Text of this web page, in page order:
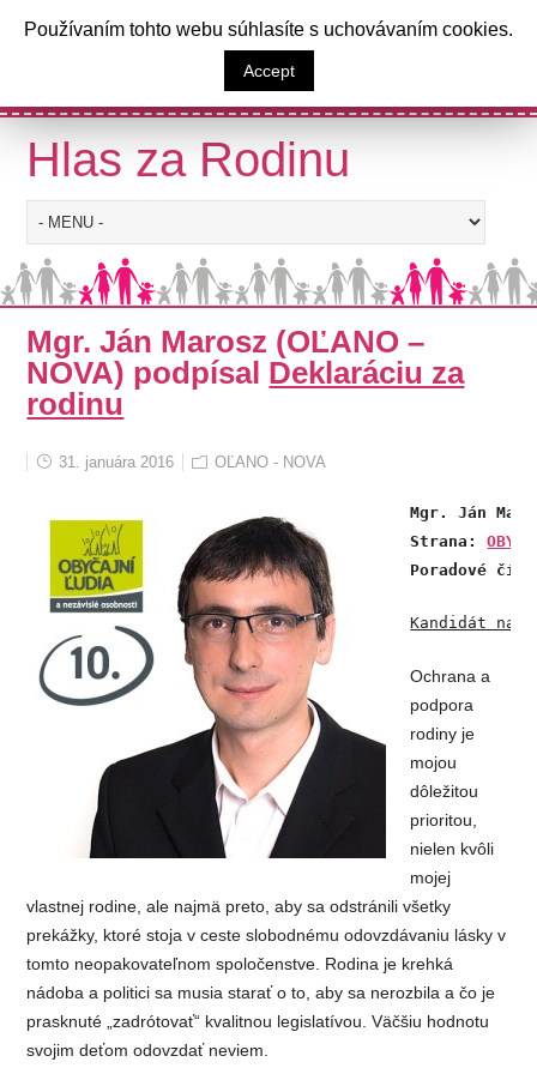
Výzva poslancom Národnej rady
Slovenskej republiky
Hlas za Rodinu
Mgr. Ján Marosz (OĽANO –
NOVA) podpísal Deklaráciu za
rodinu
31. januára 2016 OĽANO - NOVA
Mgr. Ján
Strana:
Poradové
Kandidát
Ochrana a
podpora
rodiny je
mojou
dôležitou
prioritou,
nielen kvôli
mojej
vlastnej rodine, ale najmä preto, aby sa odstránili všetky
prekážky, ktoré stoja v ceste slobodnému odovzdávaniu lásky v
tomto neopakovateľnom spoločenstve. Rodina je krehká
nádoba a politici sa musia starať o to, aby sa nerozbila a čo je
prasknuté „zadrótovať“ kvalitnou legislatívou. Väčšiu hodnotu
svojim deťom odovzdať neviem.
Používaním tohto webu súhlasíte s uchovávaním cookies.
Accept